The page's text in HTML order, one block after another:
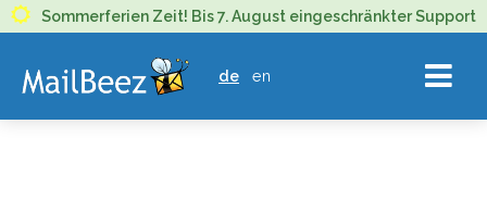
MAILBEEZ
ECOMMERCE
EMAIL
MARKETING
de en
Sommerferien Zeit! Bis 7. August eingeschränkter Support